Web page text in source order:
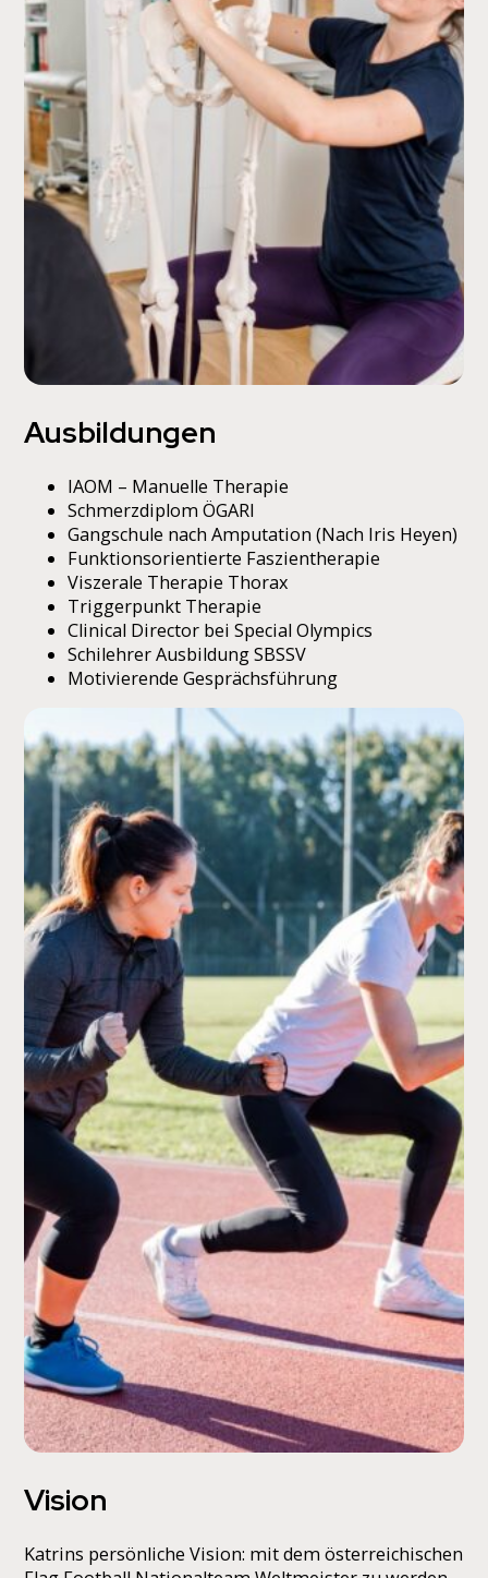
Ausbildungen
IAOM – Manuelle Therapie
Schmerzdiplom ÖGARI
Gangschule nach Amputation (Nach Iris Heyen)
Funktionsorientierte Faszientherapie
Viszerale Therapie Thorax
Triggerpunkt Therapie
Clinical Director bei Special Olympics
Schilehrer Ausbildung SBSSV
Motivierende Gesprächsführung
Vision
Katrins persönliche Vision: mit dem österreichischen